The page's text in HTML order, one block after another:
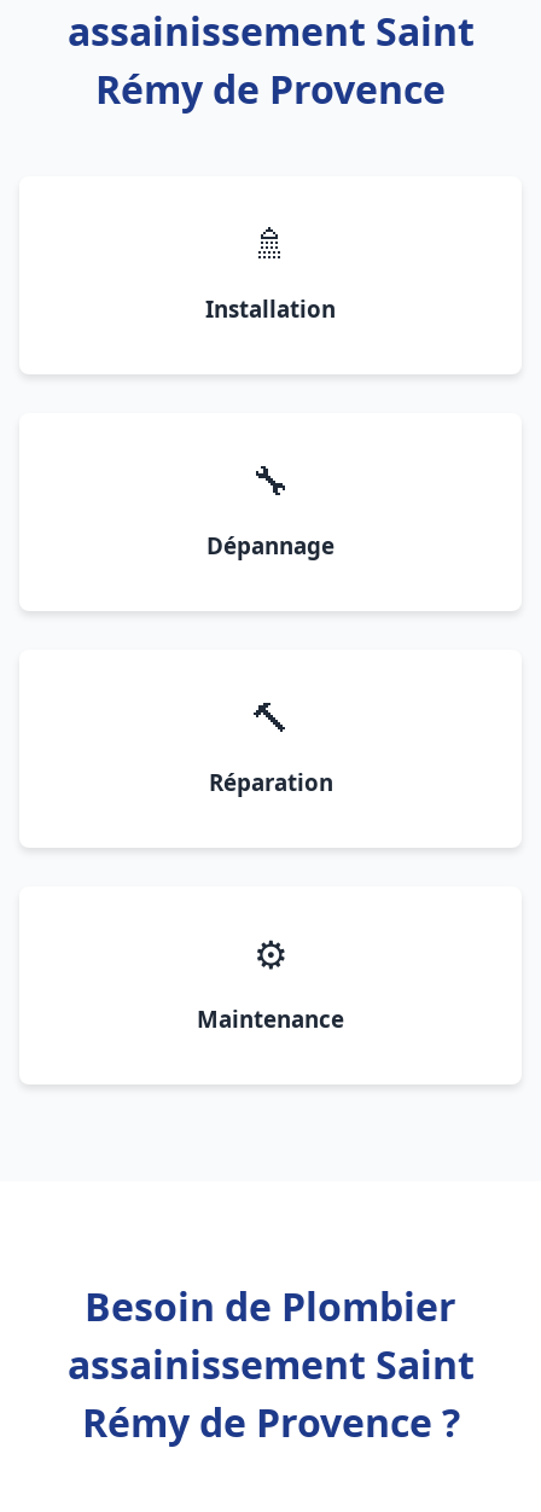
assainissement Saint
Rémy de Provence
🚿
Installation
🔧
Dépannage
🔨
Réparation
⚙️
Maintenance
Besoin de Plombier
assainissement Saint
Rémy de Provence ?